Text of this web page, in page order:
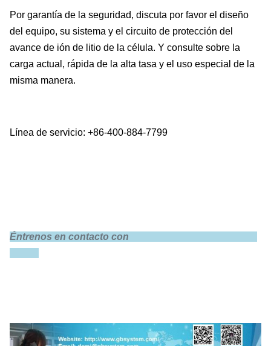
Por garantía de la seguridad, discuta por favor el diseño
del equipo, su sistema y el circuito de protección del
avance de ión de litio de la célula. Y consulte sobre la
carga actual, rápida de la alta tasa y el uso especial de la
misma manera.
Línea de servicio: +86-400-884-7799
Éntrenos en contacto con